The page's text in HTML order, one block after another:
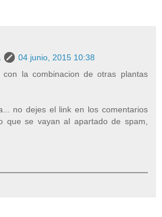
04 junio, 2015 10:38
la combinacion de otras plantas
no dejes el link en los comentarios
que se vayan al apartado de spam,